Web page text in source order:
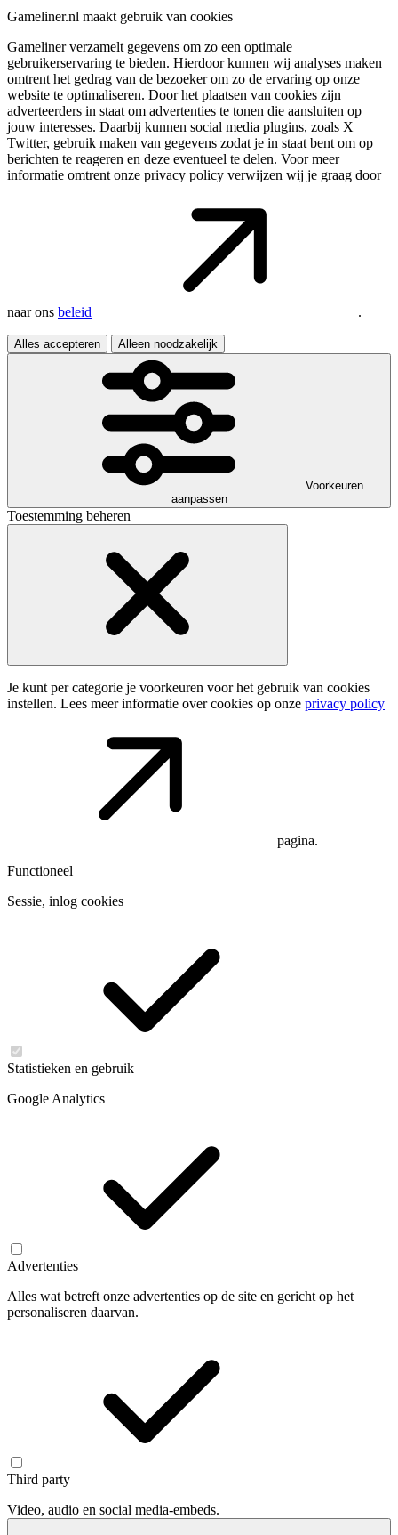
Gameliner.nl maakt gebruik van cookies
Gameliner verzamelt gegevens om zo een optimale
gebruikerservaring te bieden. Hierdoor kunnen wij analyses maken
omtrent het gedrag van de bezoeker om zo de ervaring op onze
website te optimaliseren. Door het plaatsen van cookies zijn
adverteerders in staat om advertenties te tonen die aansluiten op
jouw interesses. Daarbij kunnen social media plugins, zoals X
Twitter, gebruik maken van gegevens zodat je in staat bent om op
berichten te reageren en deze eventueel te delen. Voor meer
informatie omtrent onze privacy policy verwijzen wij je graag door
naar ons beleid .
Alles accepteren Alleen noodzakelijk
Voorkeuren
aanpassen
Toestemming beheren
Je kunt per categorie je voorkeuren voor het gebruik van cookies
instellen. Lees meer informatie over cookies op onze privacy policy
pagina.
Functioneel
Sessie, inlog cookies
Statistieken en gebruik
Google Analytics
Advertenties
Alles wat betreft onze advertenties op de site en gericht op het
personaliseren daarvan.
Third party
Video, audio en social media-embeds.